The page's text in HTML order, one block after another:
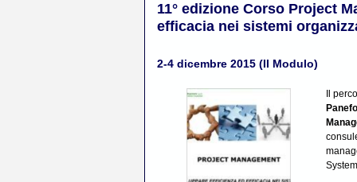
11° edizione Corso Project
efficacia nei sistemi
2-4 dicembre 2015 (II Modulo)
Il